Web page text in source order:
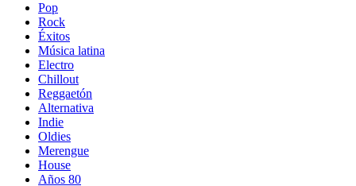
Pop
Rock
Éxitos
Música latina
Electro
Chillout
Reggaetón
Alternativa
Indie
Oldies
Merengue
House
Años 80